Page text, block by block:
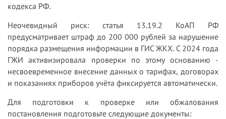
кодекса РФ.
Неочевидный риск: статья 13.19.2 КоАП РФ
предусматривает штраф до 200 000 рублей за нарушение
порядка размещения информации в ГИС ЖКХ. С 2024 года
ГЖИ активизировала проверки по этому основанию -
несвоевременное внесение данных о тарифах, договорах
и показаниях приборов учёта фиксируется автоматически.
Для подготовки к проверке или обжалования
постановления подготовьте следующие документы: